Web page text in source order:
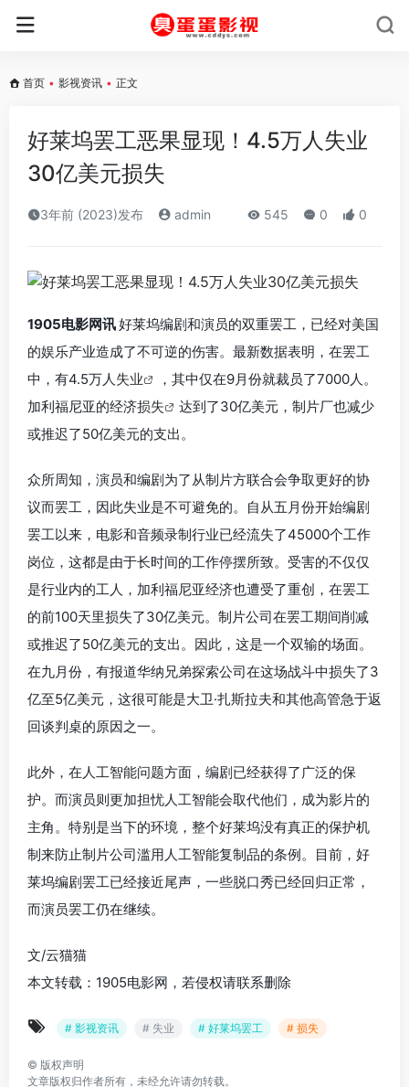
首页 • 影视资讯 • 正文
好莱坞罢工恶果显现！4.5万人失业
30亿美元损失
3年前 (2023)发布 admin 545 0 0
1905电影网讯好莱坞编剧和演员的双重罢工，已经对美国
的娱乐产业造成了不可逆的伤害。最新数据表明，在罢工
中，有4.5万人 失业
，其中仅在9月份就裁员了7000人。
加利福尼亚的经济损失
达到了30亿美元，制片厂也减少
或推迟了50亿美元的支出。
众所周知，演员和编剧为了从制片方联合会争取更好的协
议而罢工，因此失业是不可避免的。自从五月份开始编剧
罢工以来，电影和音频录制行业已经流失了45000个工作
岗位，这都是由于长时间的工作停摆所致。受害的不仅仅
是行业内的工人，加利福尼亚经济也遭受了重创，在罢工
的前100天里损失了30亿美元。制片公司在罢工期间削减
或推迟了50亿美元的支出。因此，这是一个双输的场面。
在九月份，有报道华纳兄弟探索公司在这场战斗中损失了3
亿至5亿美元，这很可能是大卫·扎斯拉夫和其他高管急于返
回谈判桌的原因之一。
此外，在人工智能问题方面，编剧已经获得了广泛的保
护。而演员则更加担忧人工智能会取代他们，成为影片的
主角。特别是当下的环境，整个好莱坞没有真正的保护机
制来防止制片公司滥用人工智能复制品的条例。目前，好
莱坞编剧罢工已经接近尾声，一些脱口秀已经回归正常，
而演员罢工仍在继续。
文/云猫猫
本文转载：1905电影网，若侵权请联系删除
# 影视资讯 # 失业 # 好莱坞罢工 # 损失
© 版权声明
文章版权归作者所有，未经允许请勿转载。